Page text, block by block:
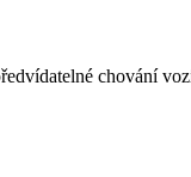
chování